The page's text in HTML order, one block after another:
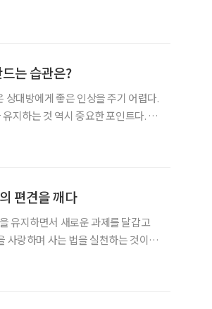
는 습관은?
대방에게 좋은 인상을 주기 어렵다.
지하는 것 역시 중요한 포인트다. 바
편견을 깨다
유지하면서 새로운 과제를 달갑고
사랑하며 사는 법을 실천하는 것이